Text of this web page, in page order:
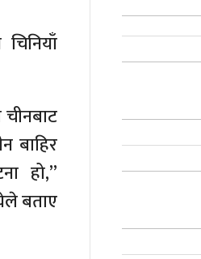
बाहिर
हो,”
बताए